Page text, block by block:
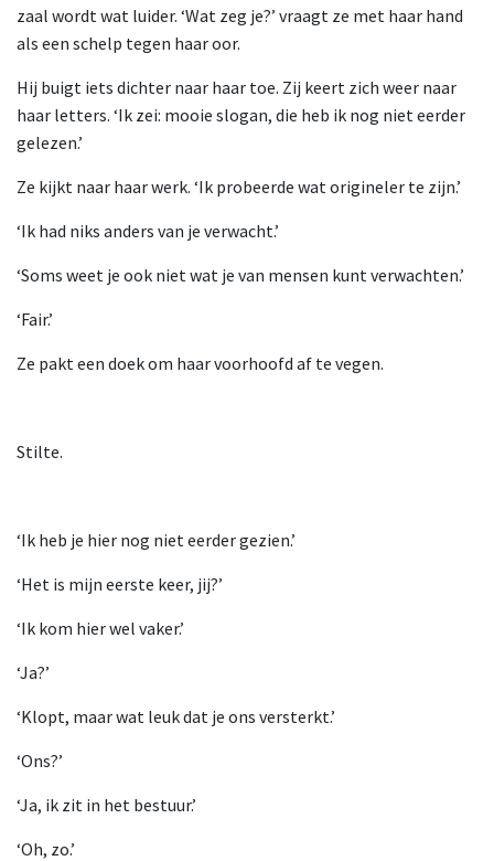
zaal wordt wat luider. ‘Wat zeg je?’ vraagt ze met haar hand
als een schelp tegen haar oor.
Hij buigt iets dichter naar haar toe. Zij keert zich weer naar
haar letters. ‘Ik zei: mooie slogan, die heb ik nog niet eerder
gelezen.’
Ze kijkt naar haar werk. ‘Ik probeerde wat origineler te zijn.’
‘Ik had niks anders van je verwacht.’
‘Soms weet je ook niet wat je van mensen kunt verwachten.’
‘Fair.’
Ze pakt een doek om haar voorhoofd af te vegen.
Stilte.
‘Ik heb je hier nog niet eerder gezien.’
‘Het is mijn eerste keer, jij?’
‘Ik kom hier wel vaker.’
‘Ja?’
‘Klopt, maar wat leuk dat je ons versterkt.’
‘Ons?’
‘Ja, ik zit in het bestuur.’
‘Oh, zo.’